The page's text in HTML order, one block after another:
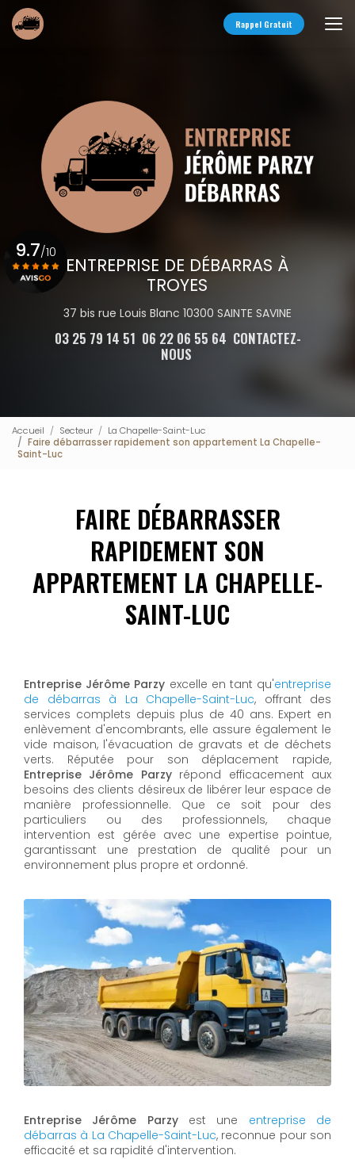
Aller
au
contenu
Rappel Gratuit
ENTREPRISE DE DÉBARRAS À
TROYES
37 bis rue Louis Blanc 10300 SAINTE SAVINE
03 25 79 14 51 06 22 06 55 64 CONTACTEZ-
NOUS
9.7/10
Accueil Secteur
La Chapelle-Saint-Luc
Faire débarrasser rapidement son appartement La Chapelle-
Saint-Luc
FAIRE DÉBARRASSER
RAPIDEMENT SON
APPARTEMENT LA CHAPELLE-
SAINT-LUC
Entreprise Jérôme Parzy excelle en tant qu'entreprise
de débarras à La Chapelle-Saint-Luc, offrant des
services complets depuis plus de 40 ans. Expert en
enlèvement d'encombrants, elle assure également le
vide maison, l'évacuation de gravats et de déchets
verts. Réputée pour son déplacement rapide,
Entreprise Jérôme Parzyrépond efficacement aux
besoins des clients désireux de libérer leur espace de
manière professionnelle. Que ce soit pour des
particuliers ou des professionnels, chaque
intervention est gérée avec une expertise pointue,
garantissant une prestation de qualité pour un
environnement plus propre et ordonné.
Entreprise Jérôme Parzyest une entreprise de
débarras à La Chapelle-Saint-Luc, reconnue pour son
efficacité et sa rapidité d'intervention.